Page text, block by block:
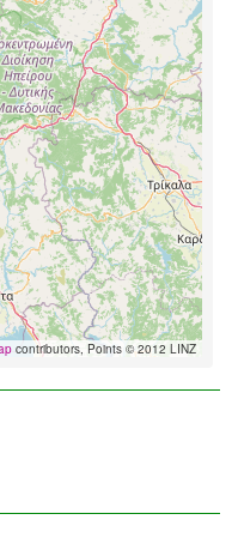
contributors, Points © 2012 LINZ